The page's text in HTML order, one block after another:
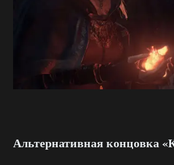
Альтернативная концовка